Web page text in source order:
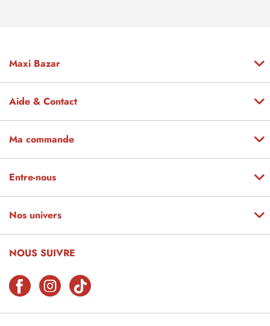
Maxi Bazar
Aide & Contact
Ma commande
Entre-nous
Nos univers
NOUS SUIVRE